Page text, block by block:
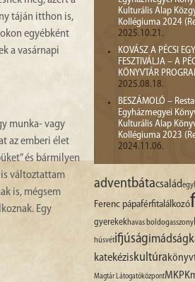
táján itthon is,
egyébként
a vasárnapi
munka- vagy
az emberi élet
és bármilyen
is változtattam
is, mégsem
Egy
Kulturális Alap
Kollégiuma 2024
2025.10.21.
KOVÁSZ A PÉCSI
FESZTIVÁLJA – A
KÖNYVTÁR
2025.08.18.
BESZÁMOLÓ –
Egyházmegyei
Kulturális Alap
Kollégiuma 2023
2024.11.06.
adventbátacsalád
Ferenc pápaférfitalálkozó
gyerekekhavas boldogasszony
húsvétifjúságimádság
katekéziskultúra
Magtár LátogatóközpontMKPK